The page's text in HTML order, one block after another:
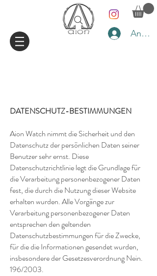
DATENSCHUTZ-BESTIMMUNGEN
Aion Watch nimmt die Sicherheit und den
Datenschutz der persönlichen Daten seiner
Benutzer sehr ernst. Diese
Datenschutzrichtlinie legt die Grundlage für
die Verarbeitung personenbezogener Daten
fest, die durch die Nutzung dieser Website
erhalten wurden. Alle Vorgänge zur
Verarbeitung personenbezogener Daten
entsprechen den geltenden
Datenschutzbestimmungen für die Zwecke,
für die die Informationen gesendet wurden,
insbesondere der Gesetzesverordnung Nein.
196/2003.